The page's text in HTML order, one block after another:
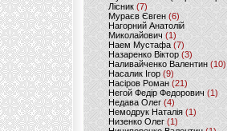
Лісник (7)
Мураєв Євген(6)
Нагорний Анатолій
Миколайович (1)
Наем Мустафа (7)
Назаренко Віктор (3)
Наливайченко Валентин (10)
Насалик Ігор(9)
Насіров Роман (21)
Негой Федір Федорович(1)
Недава Олег(4)
Немодрук Наталія(1)
Низенко Олег (1)